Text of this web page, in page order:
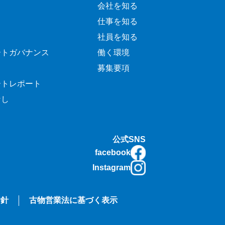
ガバナンス
レポート
会社を知る
仕事を知る
社員を知る
働く環境
募集要項
公式SNS
facebook
Instagram
古物営業法に基づく表示